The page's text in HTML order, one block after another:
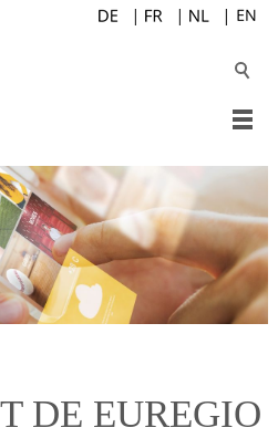
DE EUREGIO